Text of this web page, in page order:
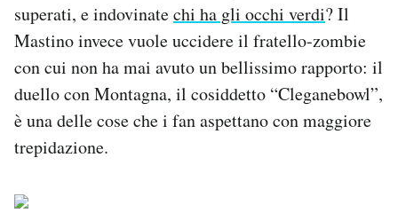
superati, e indovinatechi ha gli occhi verdi? Il
Mastino invece vuole uccidere il fratello-zombie
con cui non ha mai avuto un bellissimo rapporto: il
duello con Montagna, il cosiddetto “Cleganebowl”,
è una delle cose che i fan aspettano con maggiore
trepidazione.